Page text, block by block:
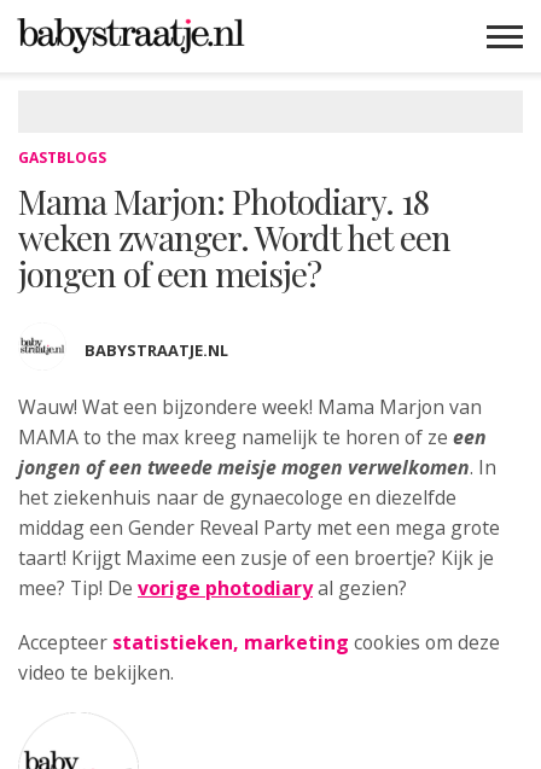
GASTBLOGS
Mama Marjon: Photodiary. 18
weken zwanger. Wordt het een
jongen of een meisje?
BABYSTRAATJE.NL
Wauw! Wat een bijzondere week! Mama Marjon van
MAMA to the max kreeg namelijk te horen of ze een
jongen of een tweede meisje mogen verwelkomen. In
het ziekenhuis naar de gynaecologe en diezelfde
middag een Gender Reveal Party met een mega grote
taart! Krijgt Maxime een zusje of een broertje? Kijk je
mee? Tip! De vorige photodiaryal gezien?
Accepteer statistieken, marketing cookies om deze
video te bekijken.